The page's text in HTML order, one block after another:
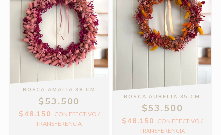
ROSCA AMALIA 38 CM
$53.500
$48.150 CON EFECTIVO /
TRANSFERENCIA
ROSCA AURELIA 35 CM
$53.500
$48.150 CON EFECTIVO /
TRANSFERENCIA